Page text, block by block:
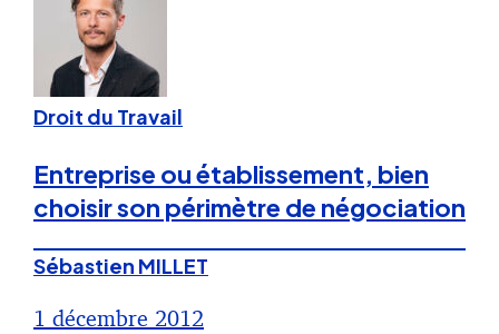
Droit du Travail
Entreprise ou établissement, bien
choisir son périmètre de négociation
Sébastien MILLET
1 décembre 2012